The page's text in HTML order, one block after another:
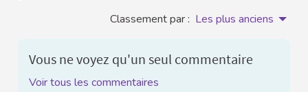
Classement par : Les plus anciens
Vous ne voyez qu'un seul commentaire
Voir tous les commentaires